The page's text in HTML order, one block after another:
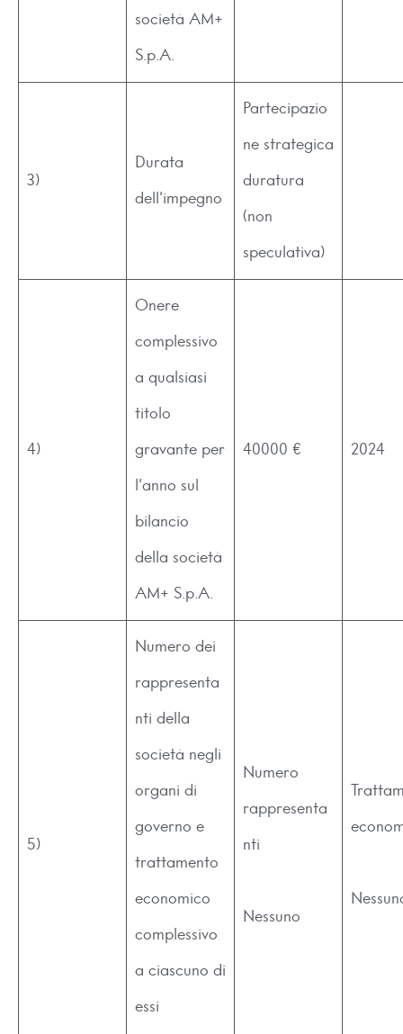
società AM+
S.p.A.
3)
Durata
dell’impegno
Partecipazio
ne strategica
duratura
(non
speculativa)
4)
Onere
complessivo
a qualsiasi
titolo
gravante per
l’anno sul
bilancio
della società
AM+ S.p.A.
40000 € 2024
5)
Numero dei
rappresenta
nti della
società negli
organi di
governo e
trattamento
economico
complessivo
a ciascuno di
essi
Numero
rappresenta
nti
Nessuno